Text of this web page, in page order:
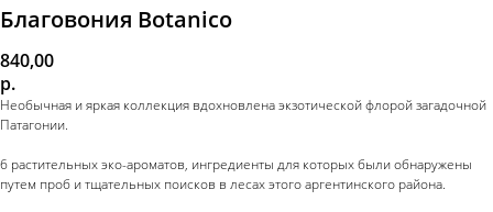
Благовония Botanico
840,00
р.
Необычная и яркая коллекция вдохновлена экзотической флорой загадочной
Патагонии.
6 растительных эко-ароматов, ингредиенты для которых были обнаружены
путем проб и тщательных поисков в лесах этого аргентинского района.